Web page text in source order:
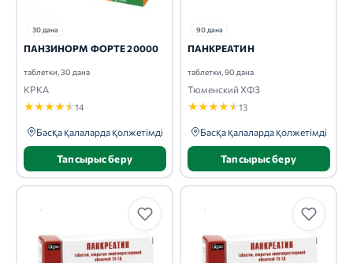
30 дана
ПАНЗИНОРМ ФОРТЕ 20000
таблетки, 30 дана
КРКА
★★★★★14
Басқа қалаларда қолжетімді
Тапсырыс беру
90 дана
ПАНКРЕАТИН
таблетки, 90 дана
Тюменский ХФЗ
★★★★★13
Басқа қалаларда қолжетімді
Тапсырыс беру